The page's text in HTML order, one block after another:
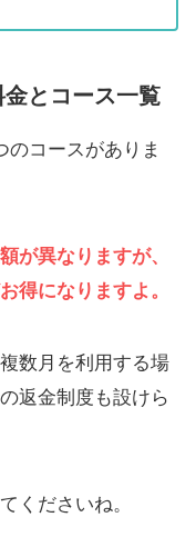
とコース一覧
のコースがありま
が異なりますが、
得になりますよ。
数月を利用する場
返金制度も設けら
くださいね。